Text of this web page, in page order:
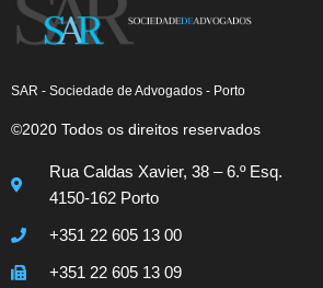
SAR - Sociedade de Advogados - Porto
©2020 Todos os direitos reservados
Rua Caldas Xavier, 38 – 6.º Esq.
4150-162 Porto
+351 22 605 13 00
+351 22 605 13 09